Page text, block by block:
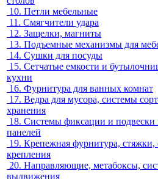
10. Петли мебельные
11. Смягчители удара
12. Защелки, магниты
13. Подъемные механизмы для
14. Сушки для посуды
15. Сетчатые емкости и
кухни
16. Фурнитура для ванных комнат
17. Ведра для мусора, системы
хранения
18. Системы фиксации и подвески
панелей
19. Крепежная фурнитура, стяжки,
крепления
20. Направляющие, метабоксы,
выдвижения